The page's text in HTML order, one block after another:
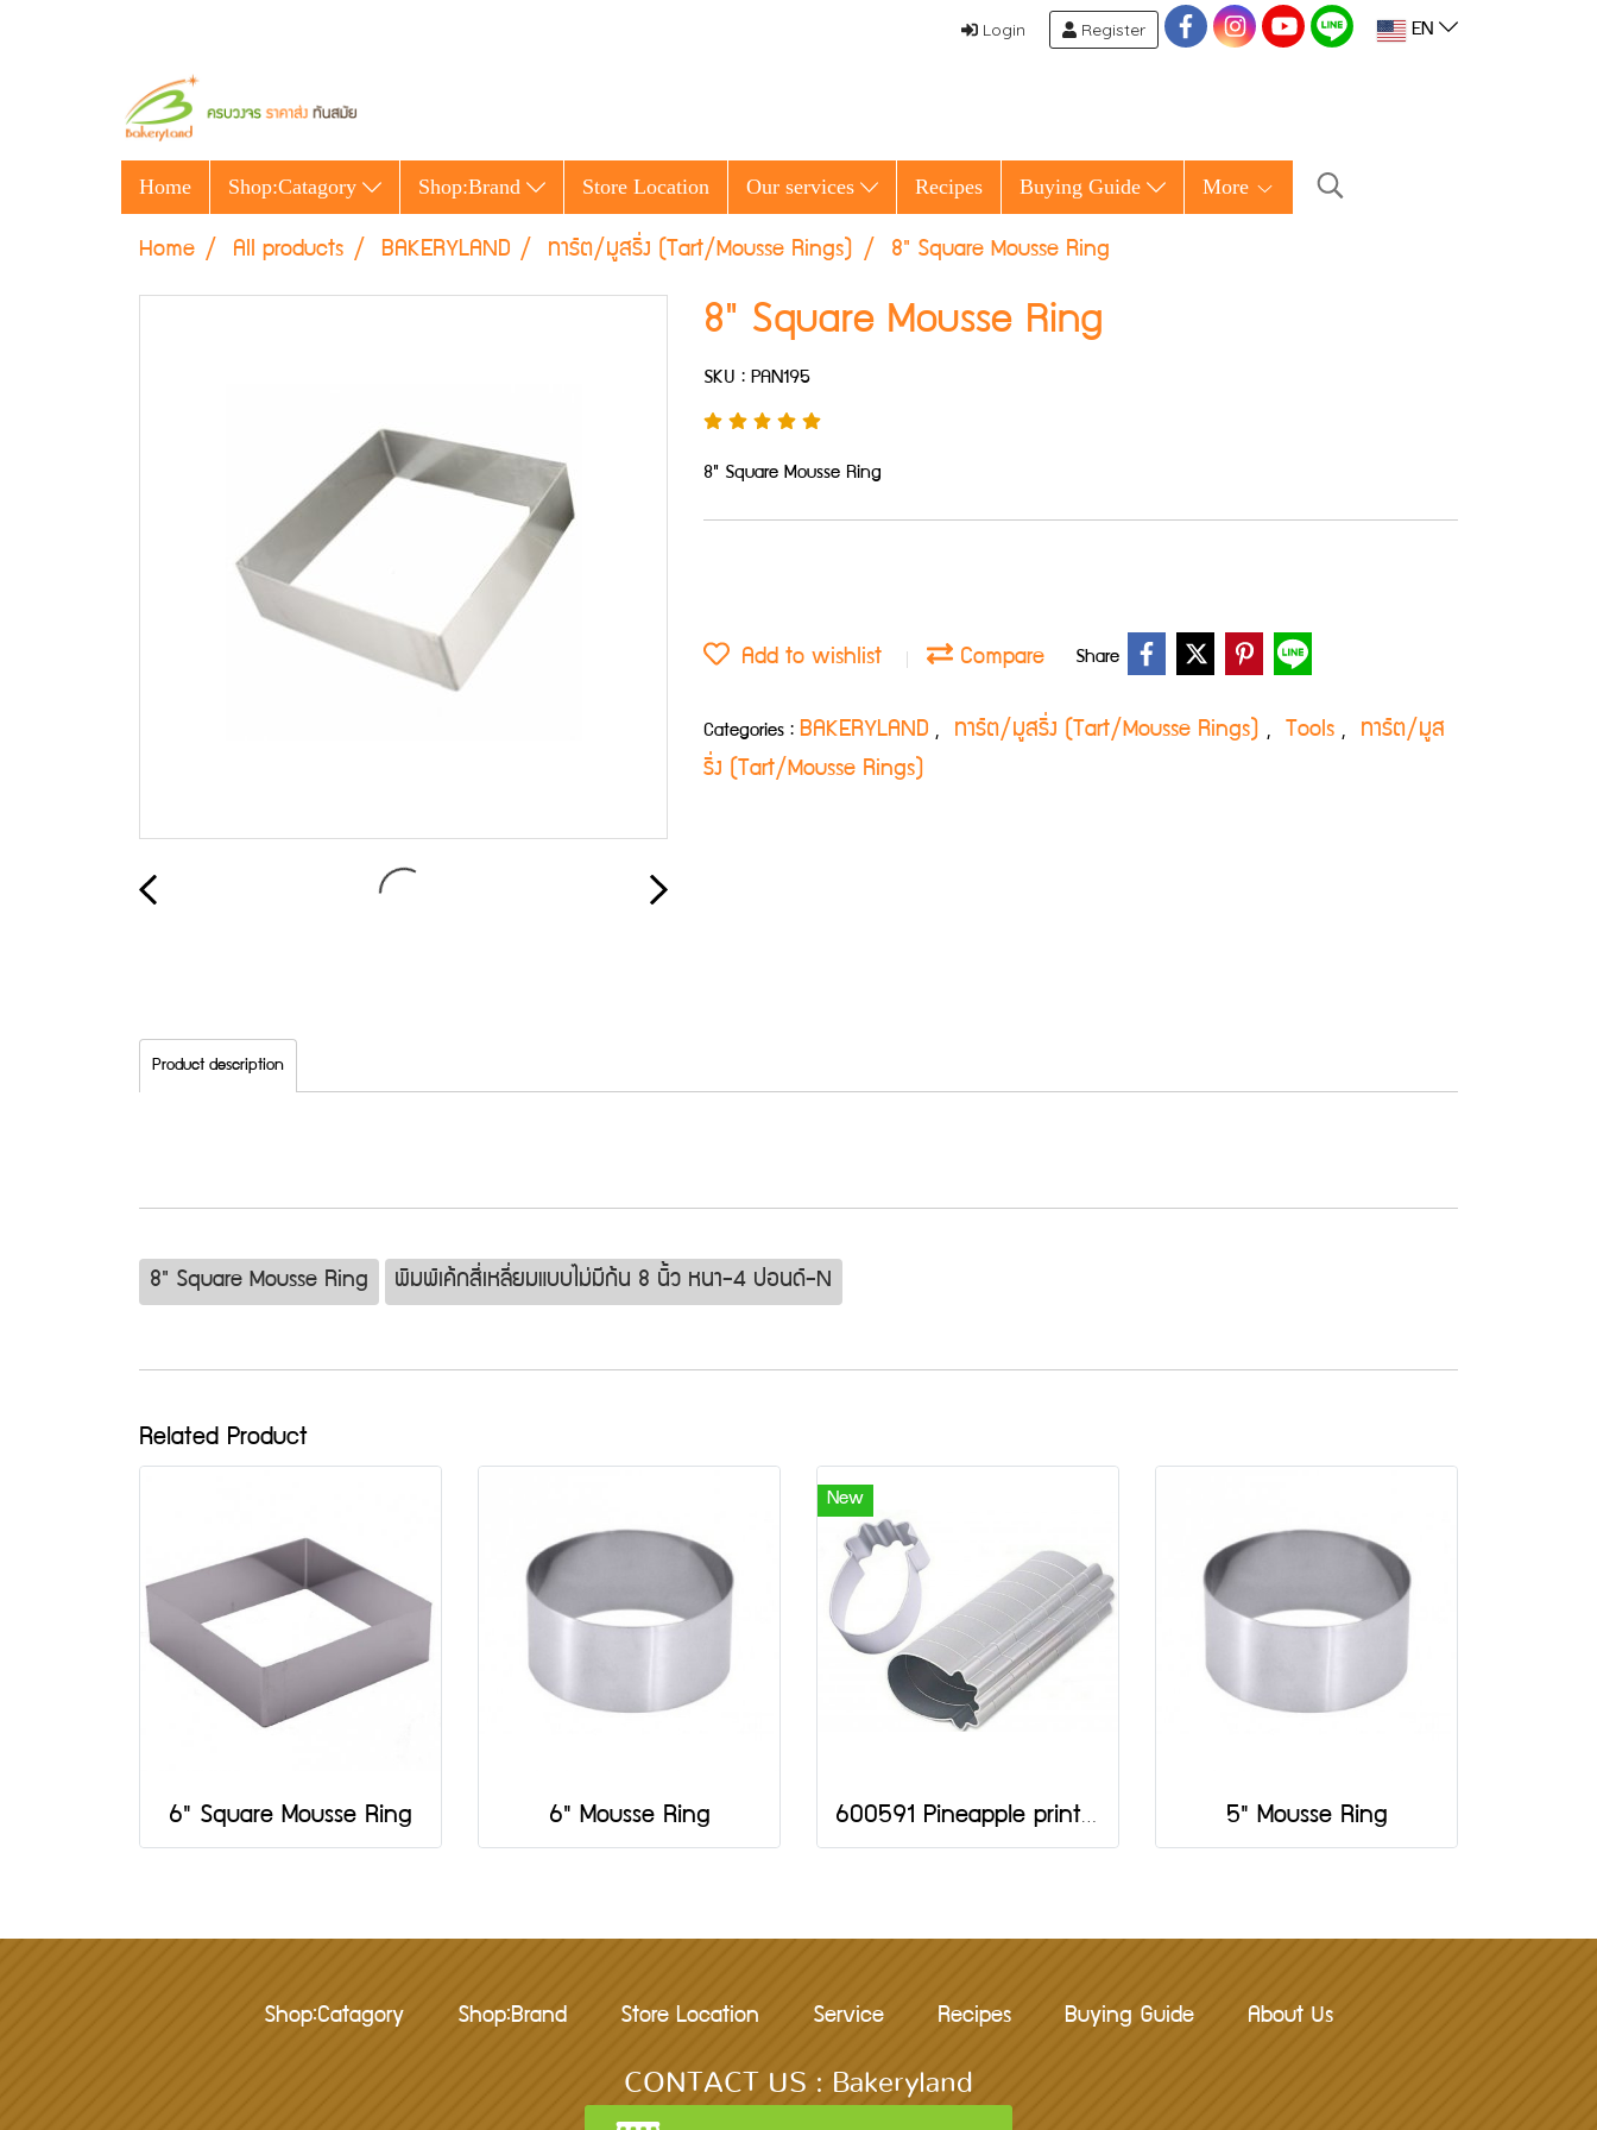
Login Register EN
Home Shop:Catagory Shop:Brand Store Location Our services Recipes Buying Guide More
Home All products BAKERYLAND ทาร์ต/มูสริ่ง (Tart/Mousse Rings) 8" Square Mousse Ring
8" Square Mousse Ring
SKU : PAN195
8" Square Mousse Ring
Add to wishlist Compare Share
Categories : BAKERYLAND , ทาร์ต/มูสริ่ง (Tart/Mousse Rings) , Tools , ทาร์ต/มูส
ริ่ง (Tart/Mousse Rings)
Product description
8" Square Mousse Ring พิมพ์เค้กสี่เหลี่ยมแบบไม่มีก้น 8 นิ้ว หนา-4 ปอนด์-N
Related Product
6" Square Mousse Ring 6" Mousse Ring
New
600591 Pineapple print 10 pcs. 5" Mousse Ring
Shop:Catagory Shop:Brand Store Location Service Recipes Buying Guide About Us
CONTACT US : Bakeryland